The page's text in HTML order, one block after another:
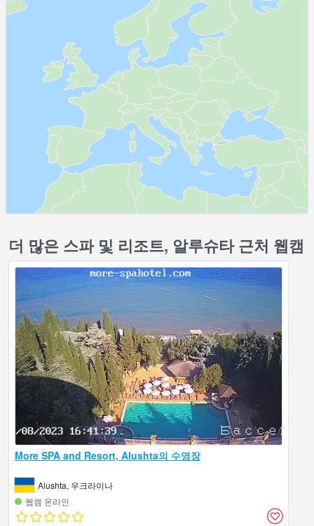
더 많은 스파 및 리조트, 알루슈타 근처 웹캠
More SPA and Resort, Alushta의 수영장
Alushta, 우크라이나
웹캠 온라인